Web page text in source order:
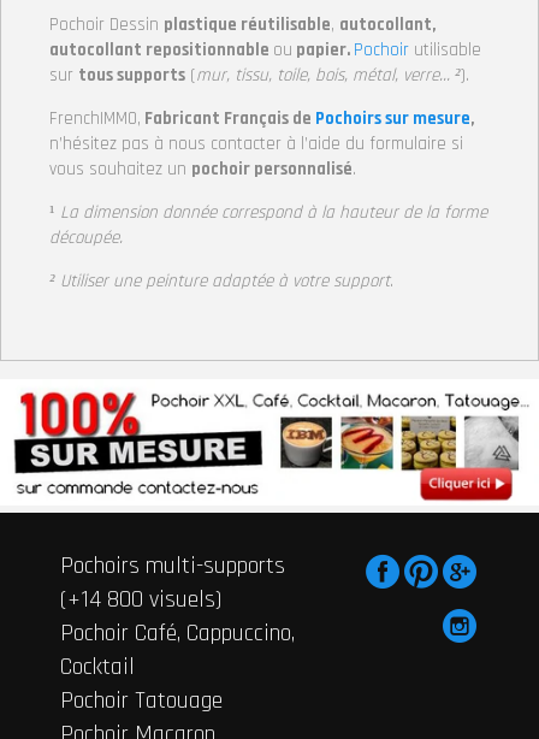
Pochoir Dessin plastique réutilisable, autocollant,
autocollant repositionnable ou papier. Pochoir utilisable
sur tous supports (mur, tissu, toile, bois, métal, verre… ²).
FrenchIMMO, Fabricant Français de Pochoirs sur mesure,
n’hésitez pas à nous contacter à l’aide du formulaire si
vous souhaitez un pochoir personnalisé.
¹ La dimension donnée correspond à la hauteurde la forme
découpée.
² Utiliser une peinture adaptée à votre support.
Pochoirs multi-supports
(+14 800 visuels)
Pochoir Café, Cappuccino,
Cocktail
Pochoir Tatouage